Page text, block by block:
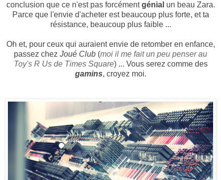
conclusion que ce n'est pas forcémentgénial un beau Zara.
Parce que l'envie d'acheter est beaucoup plus forte, et ta
résistance, beaucoup plus faible ...
Oh et, pour ceux qui auraient envie de retomber en enfance,
passez chez Joué Club (moi il me fait un peu penser au
Toy's R Us de Times Square) ... Vous serez comme des
gamins, croyez moi.